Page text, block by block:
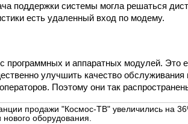
поддержки системы могла решаться
есть удаленный вход по модему.
программных и аппаратных модулей. Это
улучшить качество обслуживания
Поэтому они так
продажи "Космос-ТВ" увеличились на
нового оборудования.